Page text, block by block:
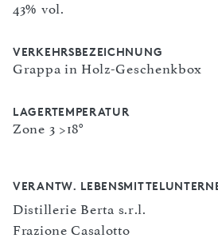
43% vol.
VERKEHRSBEZEICHNUNG
Grappa in Holz-Geschenkbox
LAGERTEMPERATUR
Zone 3 >18°
VERANTW.
Distillerie Berta s.r.l.
Frazione Casalotto